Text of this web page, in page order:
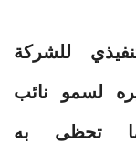
للشركة
لسمو نائب
تحظى به